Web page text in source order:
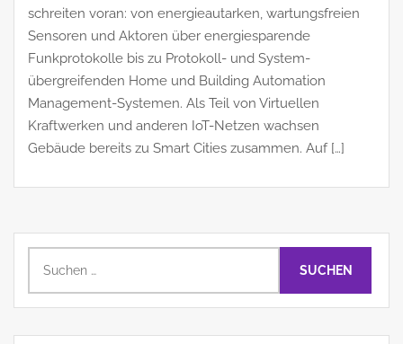
schreiten voran: von energieautarken, wartungsfreien
Sensoren und Aktoren über energiesparende
Funkprotokolle bis zu Protokoll- und System-
übergreifenden Home und Building Automation
Management-Systemen. Als Teil von Virtuellen
Kraftwerken und anderen IoT-Netzen wachsen
Gebäude bereits zu Smart Cities zusammen. Auf […]
nach: